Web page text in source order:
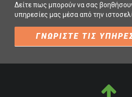
Δείτε πως μπορούν να σας
υπηρεσίες μας μέσα από την
ΓΝΩΡΙΣΤΕ ΤΙΣ